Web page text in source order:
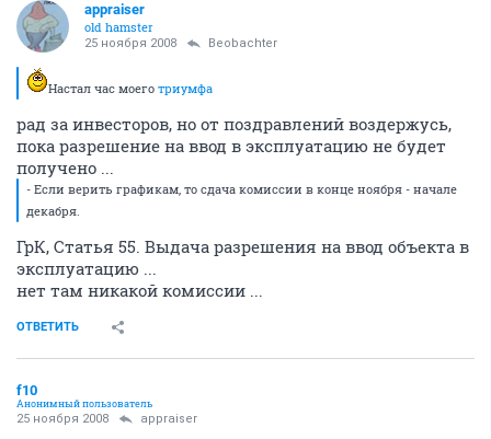
appraiser
old hamster
25 ноября 2008 Beobachter
Настал час моего триумфа
рад за инвесторов, но от поздравлений воздержусь,
пока разрешение на ввод в эксплуатацию не будет
получено ...
- Если верить графикам, то сдача комиссии в конце ноября - начале
декабря.
ГрК, Статья 55. Выдача разрешения на ввод объекта в
эксплуатацию ...
нет там никакой комиссии ...
ОТВЕТИТЬ
f10
Анонимный пользователь
25 ноября 2008 appraiser